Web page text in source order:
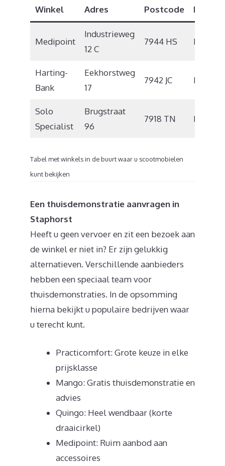
Winkel Adres Postcode Plaats
Medipoint
Industrieweg
12 C
7944 HS Meppel
Harting-
Bank
Eekhorstweg
17
7942 JC Meppel
Solo
Specialist
Brugstraat
96
7918 TN
Tabel met winkels in de buurt waar u scootmobielen
kunt bekijken
Een thuisdemonstratie aanvragen in
Staphorst
Heeft u geen vervoer en zit een bezoek aan
de winkel er niet in? Er zijn gelukkig
alternatieven. Verschillende aanbieders
hebben een speciaal team voor
thuisdemonstraties. In de opsomming
hierna bekijkt u populaire bedrijven waar
u terecht kunt.
Practicomfort: Grote keuze in elke
prijsklasse
Mango: Gratis thuisdemonstratie en
advies
Quingo: Heel wendbaar (korte
draaicirkel)
Medipoint: Ruim aanbod aan
accessoires